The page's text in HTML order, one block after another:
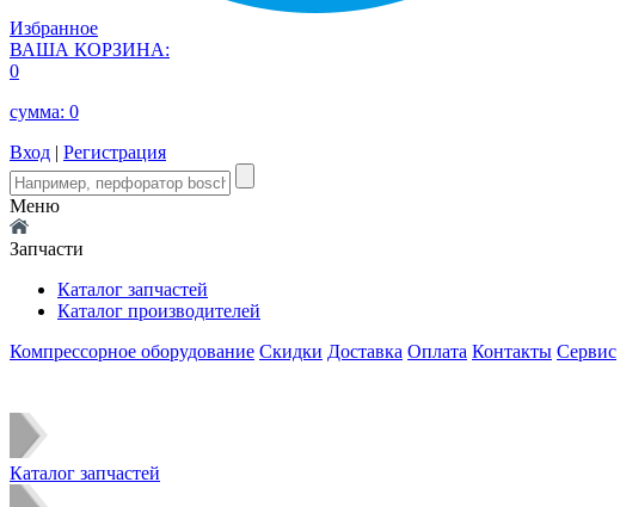
Избранное
ВАША КОРЗИНА:
0
сумма: 0
Вход | Регистрация
Меню
Запчасти
Каталог запчастей
Каталог производителей
Компрессорное оборудование Скидки Доставка Оплата Контакты Сервис
Каталог запчастей